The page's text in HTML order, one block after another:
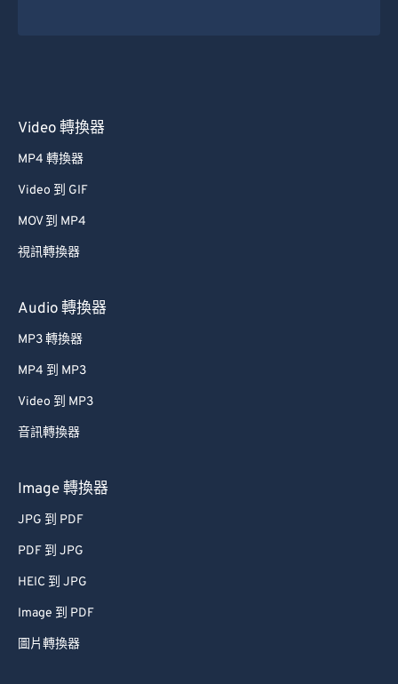
Video 轉換器
MP4 轉換器
Video 到 GIF
MOV 到 MP4
視訊轉換器
Audio 轉換器
MP3 轉換器
MP4 到 MP3
Video 到 MP3
音訊轉換器
Image 轉換器
JPG 到 PDF
PDF 到 JPG
HEIC 到 JPG
Image 到 PDF
圖片轉換器